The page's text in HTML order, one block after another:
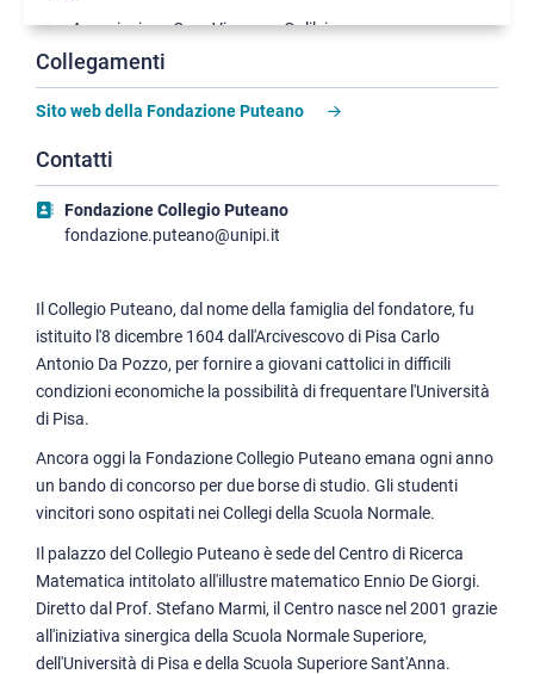
Associazione Coro Vincenzo Galilei
Fondazione Giorgio Pasquali
Fondazione Collegio Puteano
Fondazione Emma e Giovanni Sansone
Fondazione Conservatorio Santa Chiara
Gruppo Teatrale della Normale e fActors
Collegamenti
Sito web della Fondazione Puteano
Contatti
Fondazione Collegio Puteano
fondazione.puteano@unipi.it
Il Collegio Puteano, dal nome della famiglia del fondatore, fu
istituito l'8 dicembre 1604 dall'Arcivescovo di Pisa Carlo
Antonio Da Pozzo, per fornire a giovani cattolici in difficili
condizioni economiche la possibilità di frequentare l'Università
di Pisa.
Ancora oggi la Fondazione Collegio Puteano emana ogni anno
un bando di concorso per due borse di studio. Gli studenti
vincitori sono ospitati nei Collegi della Scuola Normale.
Il palazzo del Collegio Puteano è sede del Centro di Ricerca
Matematica intitolato all'illustre matematico Ennio De Giorgi.
Diretto dal Prof. Stefano Marmi, il Centro nasce nel 2001 grazie
all'iniziativa sinergica della Scuola Normale Superiore,
dell'Università di Pisa e della Scuola Superiore Sant'Anna.